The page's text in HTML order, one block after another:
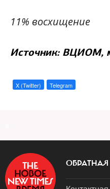
11% восхищение
Источник: ВЦИОМ,
X (Twitter) Telegram
ОБРАТНАЯ